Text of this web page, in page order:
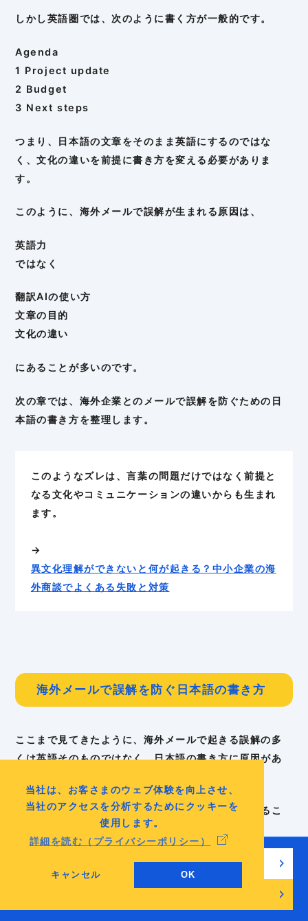
当社は、お客さまのウェブ体験を向上させ、
当社のアクセスを分析するためにクッキーを
使用します。
詳細を読む（プライバシーポリシー）
キャンセル OK
しかし英語圏では、次のように書く方が一般的です。
Agenda
1 Project update
2 Budget
3 Next steps
つまり、日本語の文章をそのまま英語にするのではな
く、文化の違いを前提に書き方を変える必要がありま
す。
このように、海外メールで誤解が生まれる原因は、
英語力
ではなく
翻訳AIの使い方
文章の目的
文化の違い
にあることが多いのです。
次の章では、海外企業とのメールで誤解を防ぐための日
本語の書き方を整理します。
このようなズレは、言葉の問題だけではなく前提と
なる文化やコミュニケーションの違いからも生まれ
ます。
→
異文化理解ができないと何が起きる？中小企業の海
外商談でよくある失敗と対策
海外メールで誤解を防ぐ日本語の書き方
ここまで見てきたように、海外メールで起きる誤解の多
くは英語そのものではなく、日本語の書き方に原因があ
つまり、英語を直す前に、日本語原稿の構造を変えるこ
海外企業とのメールでは、次の3つのポイントを意識する
だけでも、伝わり方は大きく変わります。
無料でチェックリストを見る